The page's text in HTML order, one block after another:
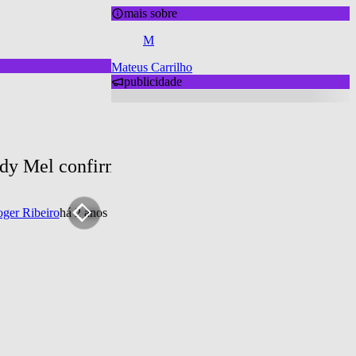
Mel confirma retorno da Banda Uó aos
Ribeirohá 2 anos
mais sobre
M
Mateus Carrilho
publicidade